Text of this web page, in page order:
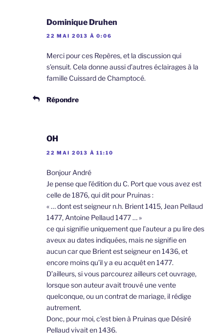
Dominique Druhen
22 MAI 2013 À 0:06
Merci pour ces Repères, et la discussion qui
s’ensuit. Cela donne aussi d’autres éclairages à la
famille Cuissard de Champtocé.
Répondre
OH
22 MAI 2013 À 11:10
Bonjour André
Je pense que l’édition du C. Port que vous avez est
celle de 1876, qui dit pour Pruinas :
« … dont est seigneur n.h. Brient 1415, Jean Pellaud
1477, Antoine Pellaud 1477 … »
ce qui signifie uniquement que l’auteur a pu lire des
aveux au dates indiquées, mais ne signifie en
aucun car que Brient est seigneur en 1436, et
encore moins qu’il y a eu acquêt en 1477.
D’ailleurs, si vous parcourez ailleurs cet ouvrage,
lorsque son auteur avait trouvé une vente
quelconque, ou un contrat de mariage, il rédige
autrement.
Donc, pour moi, c’est bien à Pruinas que Désiré
Pellaud vivait en 1436.